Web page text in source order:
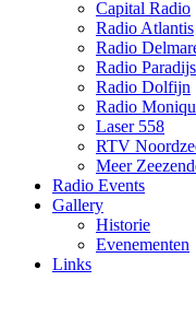
Capital Radio
Radio Atlantis
Radio
Radio Paradijs
Radio Dolfijn
Radio
Laser 558
RTV
Meer
Radio Events
Gallery
Historie
Evenementen
Links